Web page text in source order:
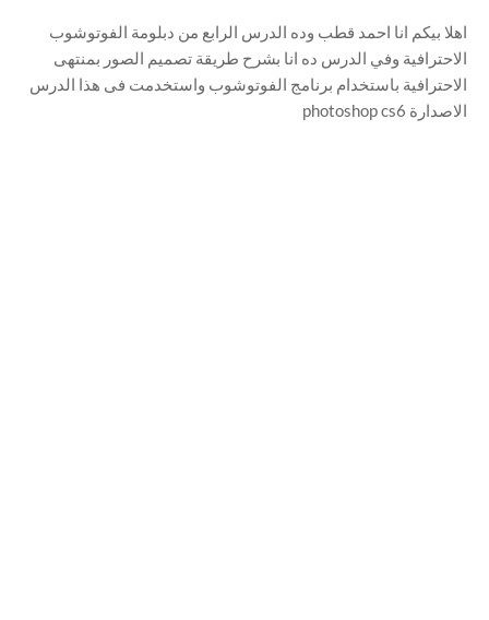
اهلا بيكم انا احمد قطب وده الدرس الرابع من دبلومة الفوتوشوب
الاحترافية وفي الدرس ده انا بشرح طريقة تصميم الصور بمنتهى
الاحترافية باستخدام برنامج الفوتوشوب واستخدمت فى هذا الدرس
الاصدارة photoshop cs6